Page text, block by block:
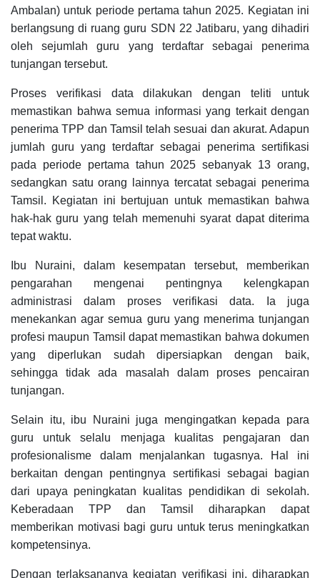
Ambalan) untuk periode pertama tahun 2025. Kegiatan ini
berlangsung di ruang guru SDN 22 Jatibaru, yang dihadiri
oleh sejumlah guru yang terdaftar sebagai penerima
tunjangan tersebut.
Proses verifikasi data dilakukan dengan teliti untuk
memastikan bahwa semua informasi yang terkait dengan
penerima TPP dan Tamsil telah sesuai dan akurat. Adapun
jumlah guru yang terdaftar sebagai penerima sertifikasi
pada periode pertama tahun 2025 sebanyak 13 orang,
sedangkan satu orang lainnya tercatat sebagai penerima
Tamsil. Kegiatan ini bertujuan untuk memastikan bahwa
hak-hak guru yang telah memenuhi syarat dapat diterima
tepat waktu.
Ibu Nuraini, dalam kesempatan tersebut, memberikan
pengarahan mengenai pentingnya kelengkapan
administrasi dalam proses verifikasi data. Ia juga
menekankan agar semua guru yang menerima tunjangan
profesi maupun Tamsil dapat memastikan bahwa dokumen
yang diperlukan sudah dipersiapkan dengan baik,
sehingga tidak ada masalah dalam proses pencairan
tunjangan.
Selain itu, ibu Nuraini juga mengingatkan kepada para
guru untuk selalu menjaga kualitas pengajaran dan
profesionalisme dalam menjalankan tugasnya. Hal ini
berkaitan dengan pentingnya sertifikasi sebagai bagian
dari upaya peningkatan kualitas pendidikan di sekolah.
Keberadaan TPP dan Tamsil diharapkan dapat
memberikan motivasi bagi guru untuk terus meningkatkan
kompetensinya.
Dengan terlaksananya kegiatan verifikasi ini, diharapkan